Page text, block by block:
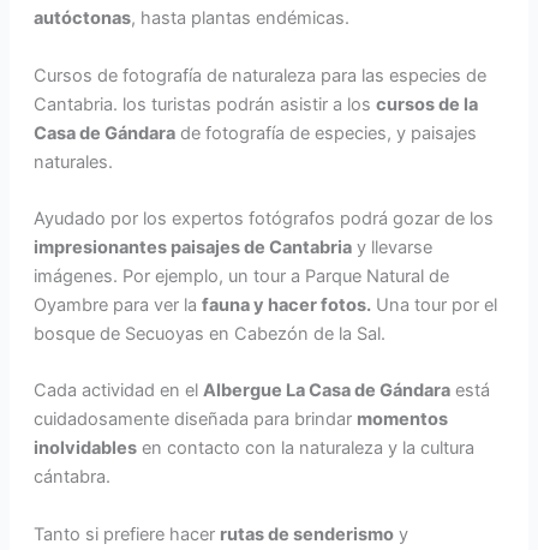
autóctonas, hasta plantas endémicas.
Cursos de fotografía de naturaleza para las especies de
Cantabria. los turistas podrán asistir a los cursos de la
Casa de Gándarade fotografía de especies, y paisajes
naturales.
Ayudado por los expertos fotógrafos podrá gozar de los
impresionantes paisajes de Cantabriay llevarse
imágenes. Por ejemplo, un tour a Parque Natural de
Oyambre para ver la fauna y hacer fotos.Una tour por el
bosque de Secuoyas en Cabezón de la Sal.
Cada actividad en el Albergue La Casa de Gándaraestá
cuidadosamente diseñada para brindar momentos
inolvidablesen contacto con la naturaleza y la cultura
cántabra.
Tanto si prefiere hacer rutas de senderismoy